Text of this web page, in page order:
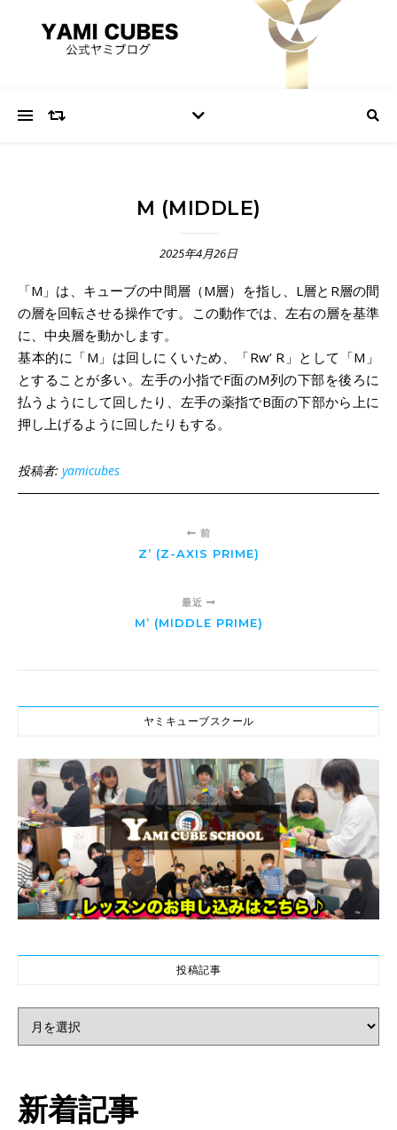
M (MIDDLE)
2025年4月26日
「M」は、キューブの中間層（M層）を指し、L層とR層の間
の層を回転させる操作です。この動作では、左右の層を基準
に、中央層を動かします。
基本的に「M」は回しにくいため、「Rw’ R」として「M」
とすることが多い。左手の小指でF面のM列の下部を後ろに
払うようにして回したり、左手の薬指でB面の下部から上に
押し上げるように回したりもする。
投稿者: yamicubes
前
Z’ (Z-AXIS PRIME)
最近
M’ (MIDDLE PRIME)
ヤミキューブスクール
投稿記事
投稿記事
新着記事